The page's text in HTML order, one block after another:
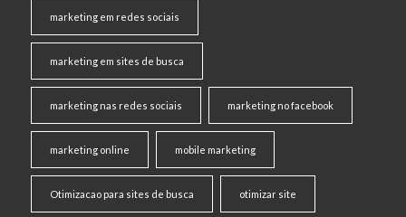
marketing em redes sociais
marketing em sites de busca
marketing nas redes sociais marketing no facebook
marketing online mobile marketing
Otimizacao para sites de busca otimizar site